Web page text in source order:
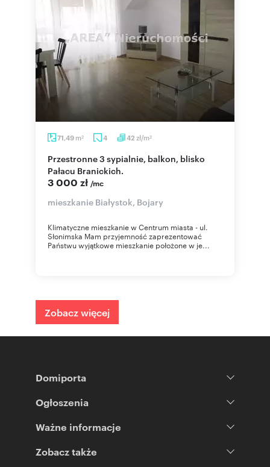
71,49 m2 4 42 zł/m2
Przestronne 3 sypialnie, balkon, blisko
Pałacu Branickich.
3 000 zł /mc
mieszkanie Białystok, Bojary
Klimatyczne mieszkanie w Centrum miasta - ul.
Słonimska Mam przyjemność zaprezentować
Państwu wyjątkowe mieszkanie położone w je...
Zobacz więcej
Domiporta
Ogłoszenia
Ważne informacje
Zobacz także